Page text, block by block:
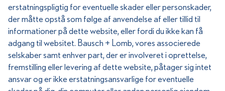
erstatningspligtig for eventuelle skader eller personskader,
der måtte opstå som følge af anvendelse af eller tillid til
informationer på dette website, eller fordi du ikke kan få
adgang til websitet. Bausch + Lomb, vores associerede
selskaber samt enhver part, der er involveret i oprettelse,
fremstilling eller levering af dette website, påtager sig intet
ansvar og er ikke erstatningsansvarlige for eventuelle